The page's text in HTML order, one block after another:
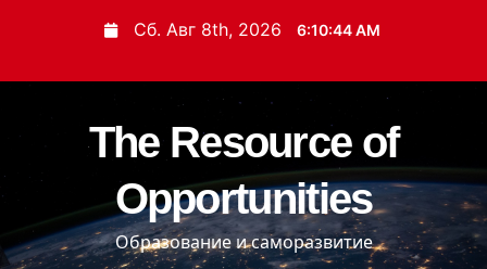
и
с
Сб. Авг 8th, 2026 6:10:45 AM
The Resource of
Opportunities
Образование и саморазвитие